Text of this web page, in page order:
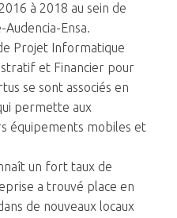
à 2018 au sein de
Audencia-Ensa.
Projet Informatique
et Financier pour
se sont associés en
permette aux
équipements mobiles et
un fort taux de
a trouvé place en
de nouveaux locaux